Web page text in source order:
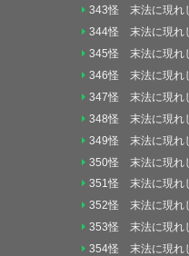
343怪 末法に現れ
344怪 末法に現れ
345怪 末法に現れ
346怪 末法に現れ
347怪 末法に現れ
348怪 末法に現れ
349怪 末法に現れ
350怪 末法に現れ
351怪 末法に現れ
352怪 末法に現れ
353怪 末法に現れ
354怪 末法に現れ